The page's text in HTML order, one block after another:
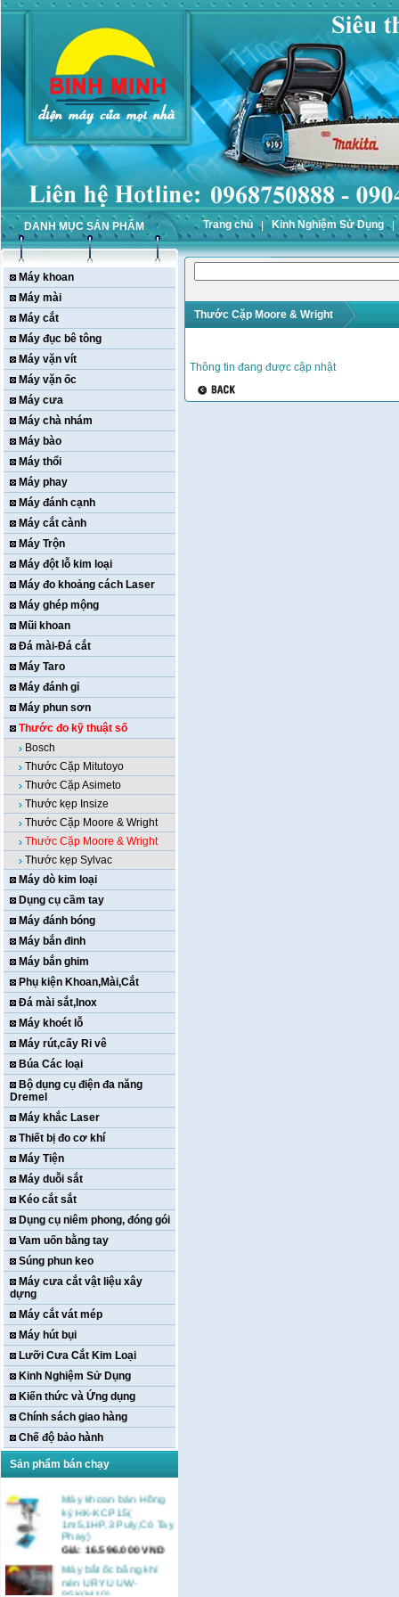
DANH MỤC SẢN PHẨM Trang chủ Kinh Nghiệm Sử Dụng
Máy khoan
Máy mài
Máy cắt
Máy đục bê tông
Máy vặn vít
Máy vặn ốc
Máy cưa
Máy chà nhám
Máy bào
Máy thổi
Máy phay
Máy đánh cạnh
Máy cắt cành
Máy Trộn
Máy đột lỗ kim loại
Máy đo khoảng cách Laser
Máy ghép mộng
Mũi khoan
Đá mài-Đá cắt
Máy Taro
Máy đánh gỉ
Máy phun sơn
Thước đo kỹ thuật số
Bosch
Thước Cặp Mitutoyo
Thước Cặp Asimeto
Thước kẹp Insize
Thước Cặp Moore & Wright
Thước Cặp Moore & Wright
Thước kẹp Sylvac
Máy dò kim loại
Dụng cụ cầm tay
Máy đánh bóng
Máy bắn đinh
Máy bắn ghim
Phụ kiện Khoan,Mài,Cắt
Đá mài sắt,Inox
Máy khoét lỗ
Máy rút,cấy Ri vê
Búa Các loại
Bộ dụng cụ điện đa năng
Dremel
Máy khắc Laser
Thiết bị đo cơ khí
Máy Tiện
Máy duỗi sắt
Kéo cắt sắt
Dụng cụ niêm phong, đóng gói
Vam uốn bằng tay
Súng phun keo
Máy cưa cắt vật liệu xây
dựng
Máy cắt vát mép
Máy hút bụi
Lưỡi Cưa Cắt Kim Loại
Kinh Nghiệm Sử Dụng
Kiến thức và Ứng dụng
Chính sách giao hàng
Chế độ bảo hành
Sản phẩm bán chạy
Máy khoan bàn Hồng
ký HK-KCP15(
1m5,1HP,3 Puly,Có Tay
Phay)
Giá:16.596.000VND
Máy bắt ốc bằng khí
nén URYU UW-
9SK(M10)
Thước Cặp Moore & Wright
Thông tin đang được cập nhật